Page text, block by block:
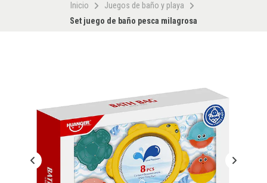
Inicio
Juegos de baño y playa
Set juego de baño pesca milagrosa